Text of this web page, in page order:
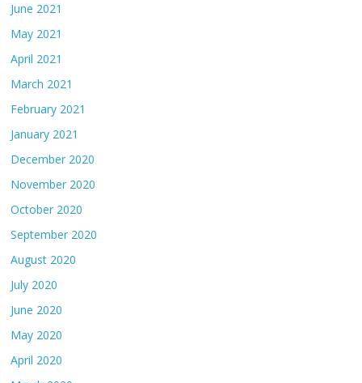
June 2021
May 2021
April 2021
March 2021
February 2021
January 2021
December 2020
November 2020
October 2020
September 2020
August 2020
July 2020
June 2020
May 2020
April 2020